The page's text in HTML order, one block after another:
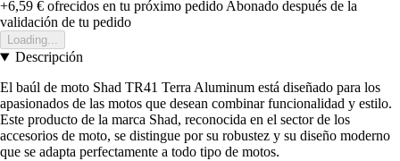
+6,59 € ofrecidos en tu próximo pedido Abonado después de la
validación de tu pedido
Loading...
Descripción
El baúl de moto Shad TR41 Terra Aluminum está diseñado para los
apasionados de las motos que desean combinar funcionalidad y estilo.
Este producto de la marca Shad, reconocida en el sector de los
accesorios de moto, se distingue por su robustez y su diseño moderno
que se adapta perfectamente a todo tipo de motos.